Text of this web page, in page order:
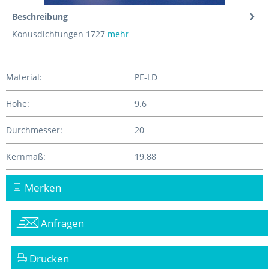
Beschreibung
Konusdichtungen 1727 mehr
Material: PE-LD
Höhe: 9.6
Durchmesser: 20
Kernmaß: 19.88
Merken
Anfragen
Drucken